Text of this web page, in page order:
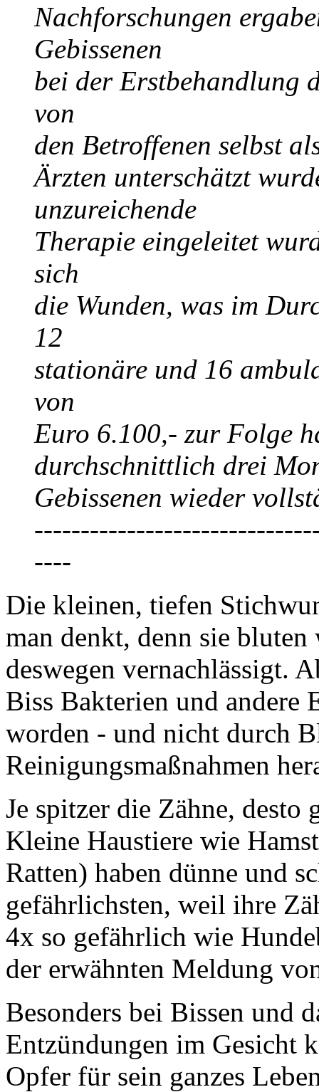
Nachforschungen
Gebissenen
bei der Erstbehandlung
von
den Betroffenen selbst
Ärzten unterschätzt
unzureichende
Therapie eingeleitet
sich
die Wunden, was im
12
stationäre und 16
von
Euro 6.100,- zur Folge
durchschnittlich drei
Gebissenen wieder
----
Die kleinen, tiefen
man denkt, denn sie
deswegen vernachlässigt.
Biss Bakterien und andere
worden - und nicht durch
Reinigungsmaßnahmen
Je spitzer die Zähne, desto
Kleine Haustiere wie
Ratten) haben dünne und
gefährlichsten, weil ihre
4x so gefährlich wie
der erwähnten Meldung
Besonders bei Bissen und
Entzündungen im Gesicht
Opfer für sein ganzes